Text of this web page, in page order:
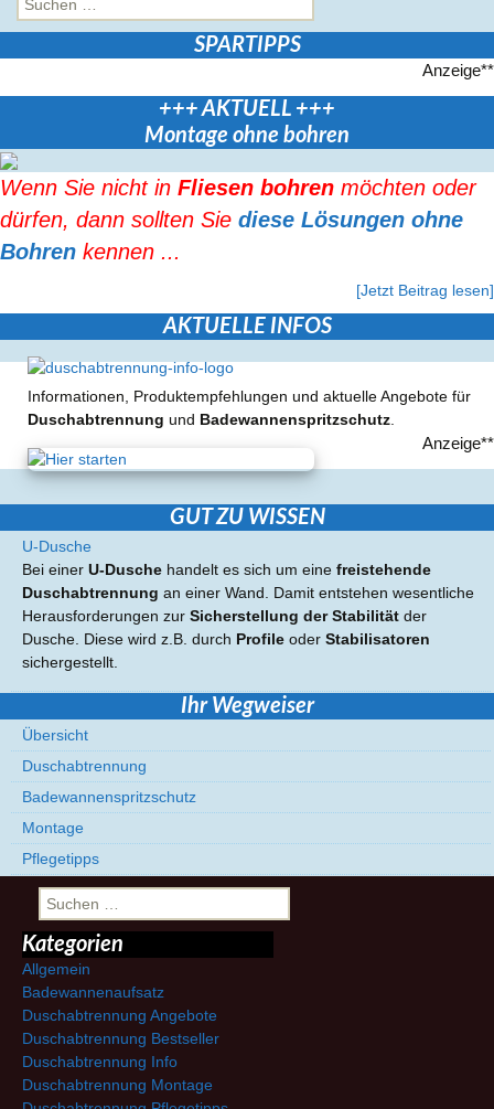
nach:
SPARTIPPS
Anzeige**
+++ AKTUELL +++
Montage ohne bohren
Wenn Sie nicht in Fliesen bohren möchten oder
dürfen, dann sollten Sie diese Lösungen ohne
Bohren kennen ...
[Jetzt Beitrag lesen]
AKTUELLE INFOS
Informationen, Produktempfehlungen und aktuelle Angebote für
Duschabtrennung und Badewannenspritzschutz
Anzeige**
GUT ZU WISSEN
U-Dusche
Bei einer U-Dusche handelt es sich um eine freistehende
Duschabtrennung an einer Wand. Damit entstehen wesentliche
Herausforderungen zur Sicherstellung der Stabilität der
Dusche. Diese wird z.B. durch Profile oder Stabilisatoren
sichergestellt.
Ihr Wegweiser
Übersicht
Duschabtrennung
Badewannenspritzschutz
Montage
Pflegetipps
Suchen
nach:
Kategorien
Allgemein
Badewannenaufsatz
Duschabtrennung Angebote
Duschabtrennung Bestseller
Duschabtrennung Info
Duschabtrennung Montage